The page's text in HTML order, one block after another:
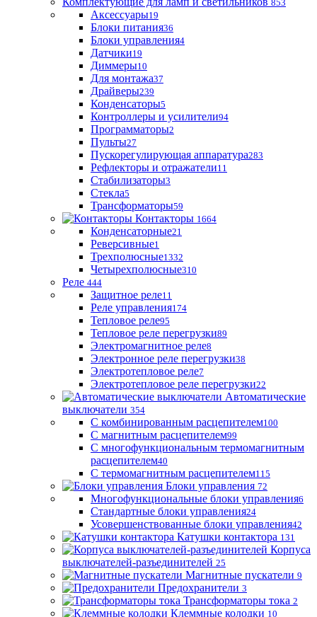
853
Аксессуары19
Блоки питания36
Блоки управления4
Датчики19
Диммеры10
Для монтажа37
Драйверы239
Конденсаторы5
Контроллеры и усилители94
Программаторы2
Пульты27
Пускорегулирующая аппаратура283
Рефлекторы и отражатели11
Стабилизаторы3
Стекла5
Трансформаторы59
Контакторы 1664
Конденсаторные21
Реверсивные1
Трехполюсные1332
Четырехполюсные310
Реле 444
Защитное реле11
Реле управления174
Тепловое реле95
Тепловое реле перегрузки89
Электромагнитное реле8
Электронное реле перегрузки38
Электротепловое реле7
Электротепловое реле перегрузки22
Автоматические
выключатели 354
С комбинированным расцепителем100
С магнитным расцепителем99
С многофункциональным термомагнитным
расцепителем40
С термомагнитным расцепителем115
Блоки управления 72
Многофункциональные блоки управления6
Стандартные блоки управления24
Усовершенствованные блоки управления42
Катушки контактора 131
Корпуса
выключателей-разъединителей 25
Магнитные пускатели 9
Предохранители 3
Трансформаторы тока 2
Клеммные колодки 10